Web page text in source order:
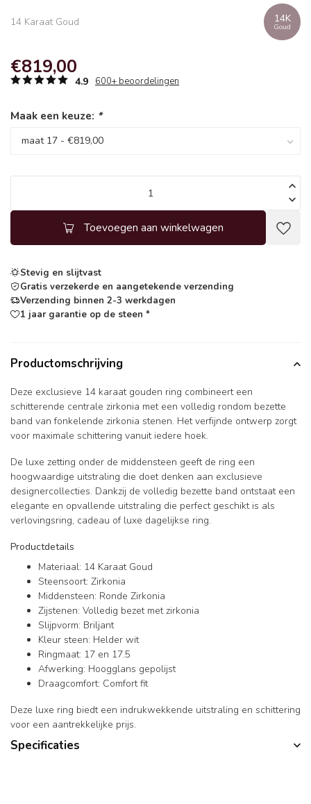
14 Karaat Goud 14K
Goud
€819,00
4.9 600+ beoordelingen
Maak een keuze: *
Toevoegen aan winkelwagen
Stevig en slijtvast
Gratis verzekerde en aangetekende verzending
Verzending binnen 2-3 werkdagen
1 jaar garantie op de steen *
Productomschrijving
Deze exclusieve 14 karaat gouden ring combineert een
schitterende centrale zirkonia met een volledig rondom bezette
band van fonkelende zirkonia stenen. Het verfijnde ontwerp zorgt
voor maximale schittering vanuit iedere hoek.
De luxe zetting onder de middensteen geeft de ring een
hoogwaardige uitstraling die doet denken aan exclusieve
designercollecties. Dankzij de volledig bezette band ontstaat een
elegante en opvallende uitstraling die perfect geschikt is als
verlovingsring, cadeau of luxe dagelijkse ring.
Productdetails
Materiaal: 14 Karaat Goud
Steensoort: Zirkonia
Middensteen: Ronde Zirkonia
Zijstenen: Volledig bezet met zirkonia
Slijpvorm: Briljant
Kleur steen: Helder wit
Ringmaat: 17 en 17.5
Afwerking: Hoogglans gepolijst
Draagcomfort: Comfort fit
Deze luxe ring biedt een indrukwekkende uitstraling en schittering
voor een aantrekkelijke prijs.
Specificaties